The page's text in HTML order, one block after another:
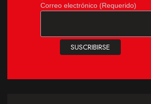
Correo electrónico (Requerido)